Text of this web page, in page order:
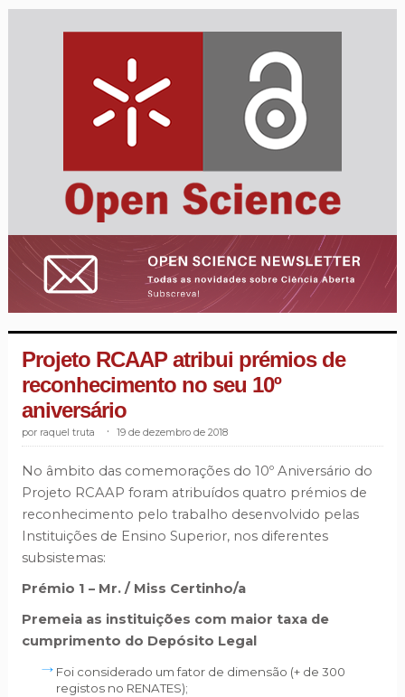
Projeto RCAAP atribui prémios de
reconhecimento no seu 10º
aniversário
raquel truta 19 de dezembro de 2018
No âmbito das comemorações do 10º Aniversário do
Projeto RCAAP foram atribuídos quatro prémios de
reconhecimento pelo trabalho desenvolvido pelas
Instituições de Ensino Superior, nos diferentes
subsistemas:
Prémio 1 – Mr. / Miss Certinho/a
Premeia as instituições com maior taxa de
cumprimento do Depósito Legal
Foi considerado um fator de dimensão (+ de 300
registos no RENATES);